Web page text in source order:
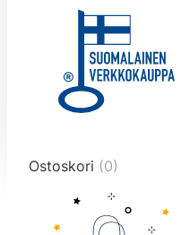
tmlmvi","meta_query":
data-original-query-
data-max-
end="10">
Ostoskori (0)